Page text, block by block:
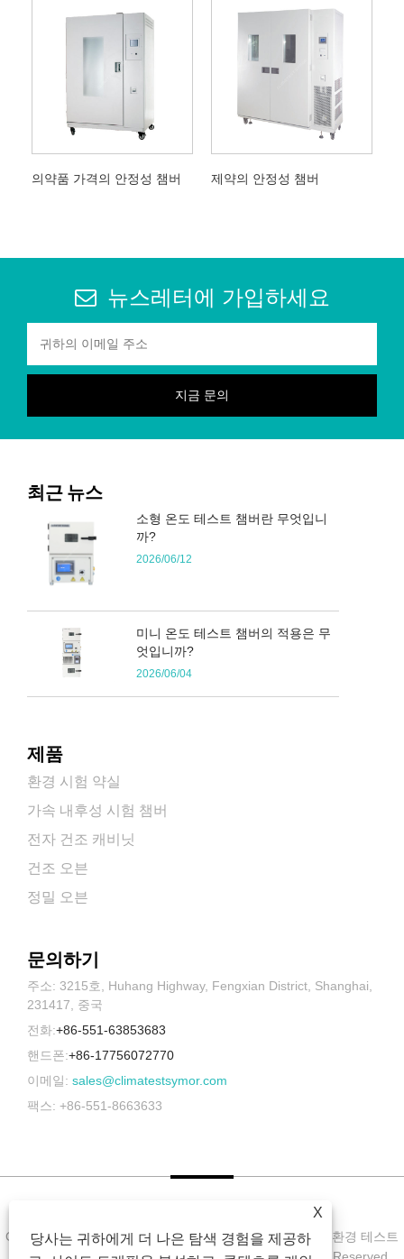
의약품 가격의 안정성 챔버 제약의 안정성 챔버
뉴스레터에 가입하세요
최근 뉴스
소형 온도 테스트 챔버란 무엇입니
까?
2026/06/12
미니 온도 테스트 챔버의 적용은 무
엇입니까?
2026/06/04
제품
환경 시험 약실
가속 내후성 시험 챔버
전자 건조 캐비닛
건조 오븐
정밀 오븐
문의하기
주소: 3215호, Huhang Highway, Fengxian District, Shanghai,
231417, 중국
전화:+86-551-63853683
핸드폰:+86-17756072770
이메일: sales@climatestsymor.com
팩스: +86-551-8663633
Copyright © 2022 Symor Instrument Equipment Co., Ltd. 환경 테스트
챔버, 전자 건조 캐비닛, 가속 내후 테스트 챔버 All Rights Reserved.
X
당사는 귀하에게 더 나은 탐색 경험을 제공하